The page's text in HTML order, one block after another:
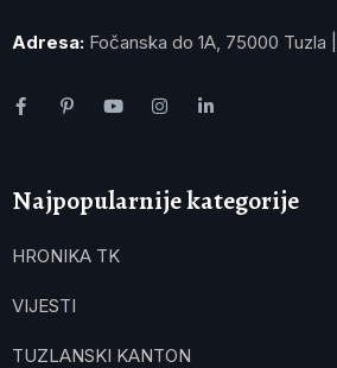
Adresa: Fočanska do 1A, 75000 Tuzla
Najpopularnije kategorije
HRONIKA TK
VIJESTI
TUZLANSKI KANTON